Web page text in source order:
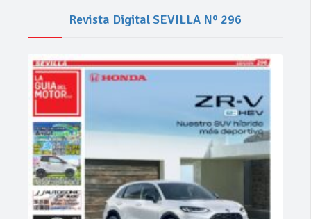
Revista Digital SEVILLA Nº 296